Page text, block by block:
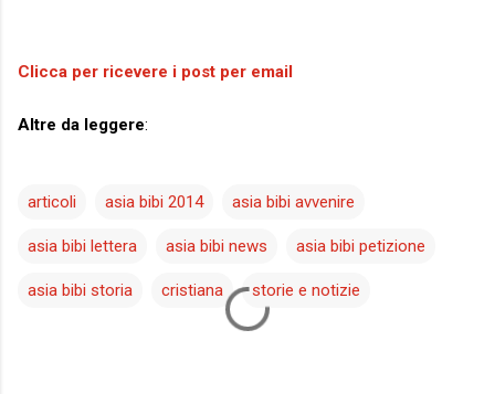
Clicca per ricevere i post per email
Altre da leggere:
articoli asia bibi 2014 asia bibi avvenire
asia bibi lettera asia bibi news asia bibi petizione
asia bibi storia cristiana storie e notizie